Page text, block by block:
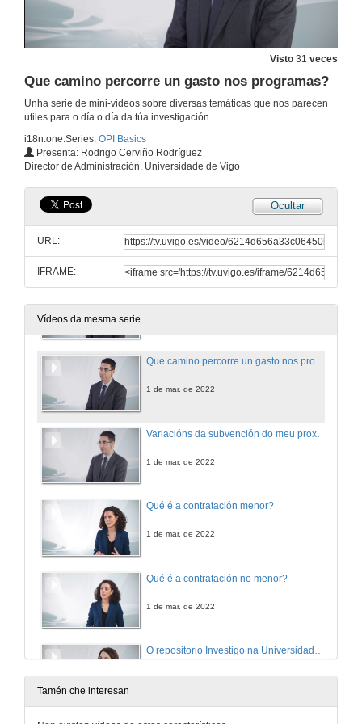
Visto 31 veces
Que camino percorre un gasto nos programas?
Unha serie de mini-videos sobre diversas temáticas que nos parecen
utiles para o día o día da túa investigación
i18n.one.Series: OPI Basics
Presenta: Rodrigo Cerviño Rodríguez
Director de Administración, Universidade de Vigo
Ocultar
URL:
IFRAME:
Vídeos da mesma serie
1 de mar. de 2022
1 de mar. de 2022
1 de mar. de 2022
Comisións de servizo… Como se tramitan?
1 de mar. de 2022
Xestión de roles en aplicacións de gasto
Que camino percorre un gasto nos programas?
1 de mar. de 2022
1 de mar. de 2022
Qué é a contratación menor?
1 de mar. de 2022
Qué é a contratación no menor?
1 de mar. de 2022
O repositorio Investigo na Universidade de Vigo
1 de mar. de 2022
Tamén che interesan